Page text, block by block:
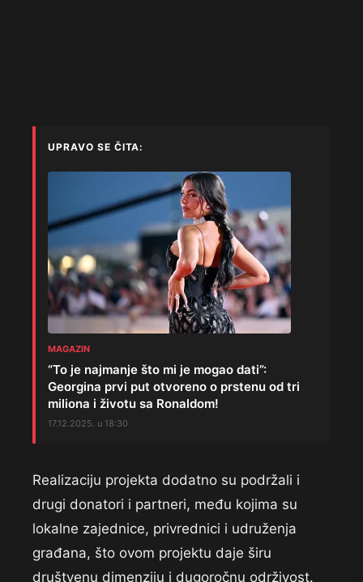
UPRAVO SE ČITA:
MAGAZIN
“To je najmanje što mi je mogao dati”:
Georgina prvi put otvoreno o prstenu od tri
miliona i životu sa Ronaldom!
17.12.2025. u 18:30
Realizaciju projekta dodatno su podržali i
drugi donatori i partneri, među kojima su
lokalne zajednice, privrednici i udruženja
građana, što ovom projektu daje širu
društvenu dimenziju i dugoročnu održivost.